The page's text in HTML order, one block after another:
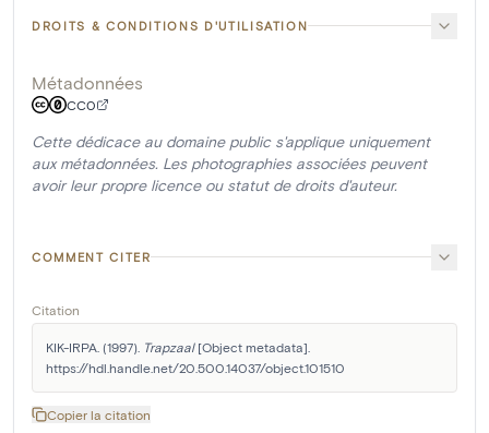
DROITS & CONDITIONS D'UTILISATION
Métadonnées
CC0
Cette dédicace au domaine public s'applique uniquement
aux métadonnées. Les photographies associées peuvent
avoir leur propre licence ou statut de droits d'auteur.
COMMENT CITER
Citation
KIK-IRPA. (1997). Trapzaal [Object metadata].
https://hdl.handle.net/20.500.14037/object.101510
Copier la citation